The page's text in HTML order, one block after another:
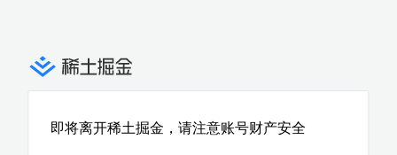
即将离开稀土掘金，请注意账号财产安全